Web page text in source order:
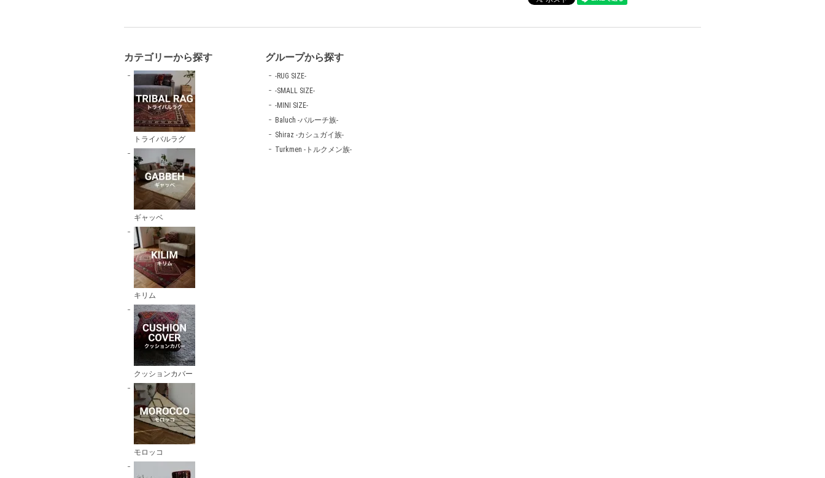
カテゴリーから探す
トライバルラグ
ギャッベ
キリム
クッションカバー
モロッコ
グループから探す
-RUG SIZE-
-SMALL SIZE-
-MINI SIZE-
Baluch -バルーチ族-
Shiraz -カシュガイ族-
Turkmen -トルクメン族-